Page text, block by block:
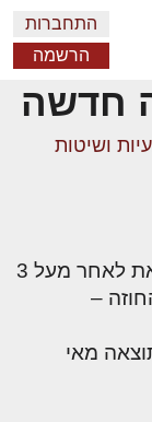
התחברות
הרשמה
חדשה
ושיטות
לאחר מעל 3
–
מאי